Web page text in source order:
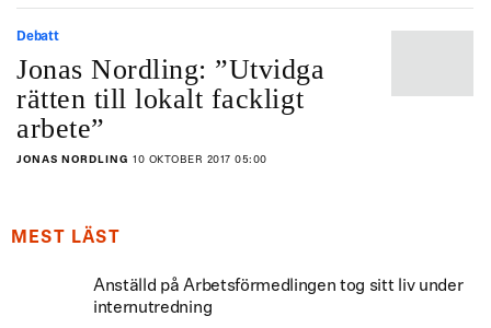
Debatt
Jonas Nordling: ”Utvidga
rätten till lokalt fackligt
arbete”
JONAS NORDLING 10 OKTOBER 2017 05:00
MEST LÄST
Anställd på Arbetsförmedlingen tog sitt liv under
internutredning